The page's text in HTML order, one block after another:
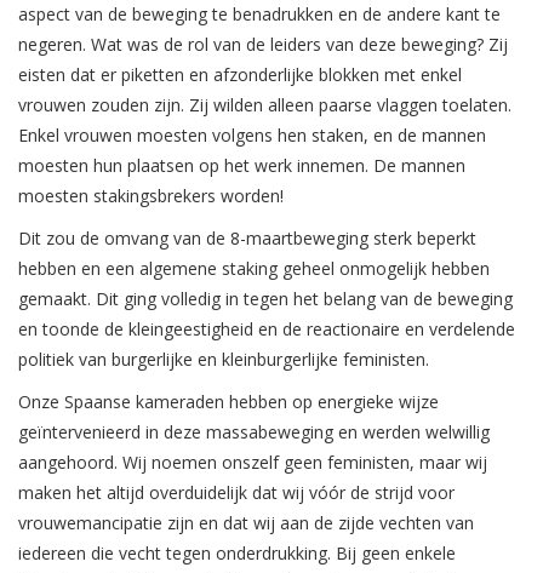
aspect van de beweging te benadrukken en de andere kant te
negeren. Wat was de rol van de leiders van deze beweging? Zij
eisten dat er piketten en afzonderlijke blokken met enkel
vrouwen zouden zijn. Zij wilden alleen paarse vlaggen toelaten.
Enkel vrouwen moesten volgens hen staken, en de mannen
moesten hun plaatsen op het werk innemen. De mannen
moesten stakingsbrekers worden!
Dit zou de omvang van de 8-maartbeweging sterk beperkt
hebben en een algemene staking geheel onmogelijk hebben
gemaakt. Dit ging volledig in tegen het belang van de beweging
en toonde de kleingeestigheid en de reactionaire en verdelende
politiek van burgerlijke en kleinburgerlijke feministen.
Onze Spaanse kameraden hebben op energieke wijze
geïntervenieerd in deze massabeweging en werden welwillig
aangehoord. Wij noemen onszelf geen feministen, maar wij
maken het altijd overduidelijk dat wij vóór de strijd voor
vrouwemancipatie zijn en dat wij aan de zijde vechten van
iedereen die vecht tegen onderdrukking. Bij geen enkele